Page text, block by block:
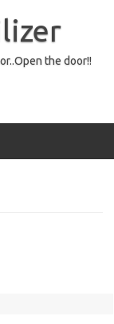
the door!!